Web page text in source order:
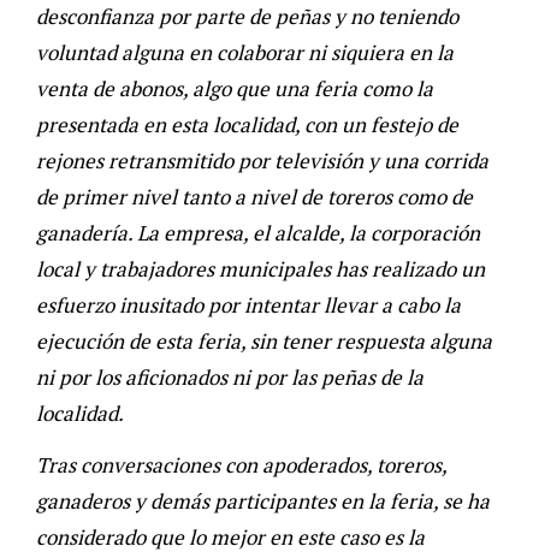
desconfianza por parte de peñas y no teniendo
voluntad alguna en colaborar ni siquiera en la
venta de abonos, algo que una feria como la
presentada en esta localidad, con un festejo de
rejones retransmitido por televisión y una corrida
de primer nivel tanto a nivel de toreros como de
ganadería. La empresa, el alcalde, la corporación
local y trabajadores municipales has realizado un
esfuerzo inusitado por intentar llevar a cabo la
ejecución de esta feria, sin tener respuesta alguna
ni por los aficionados ni por las peñas de la
localidad.
Tras conversaciones con apoderados, toreros,
ganaderos y demás participantes en la feria, se ha
considerado que lo mejor en este caso es la